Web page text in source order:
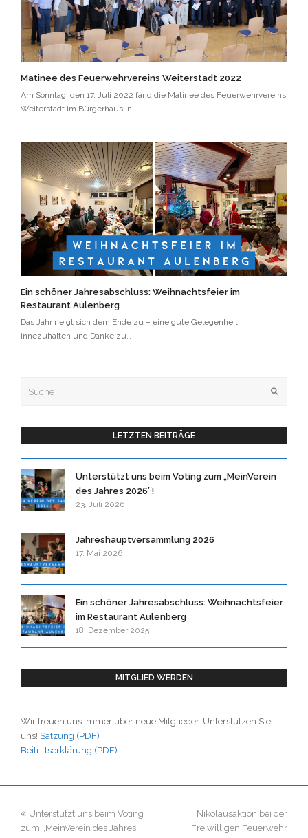
Matinee des Feuerwehrvereins Weiterstadt 2022
Am Sonntag, den 17. Juli 2022 fand die Matinee des Feuerwehrvereins
Weiterstadt im Bürgerhaus in…
Ein schöner Jahresabschluss: Weihnachtsfeier im
Restaurant Aulenberg
Das Jahr neigt sich dem Ende zu – eine gute Gelegenheit,
innezuhalten und Danke zu…
LETZTEN BEITRÄGE
Unterstützt uns beim Voting zum „MeinVerein
des Jahres 2026″!
23. Juli 2026
Jahreshauptversammlung 2026
17. Mai 2026
Ein schöner Jahresabschluss: Weihnachtsfeier
im Restaurant Aulenberg
18. Dezember 2025
MITGLIED WERDEN
Wir freuen uns immer über neue Mitglieder. Unterstützen Sie
uns! Satzung (PDF)
Beitrittserklärung (PDF)
previous
post:
Unterstützt uns beim Voting
zum „MeinVerein des Jahres
next
post:
Nikolausaktion bei der
Freiwilligen Feuerwehr